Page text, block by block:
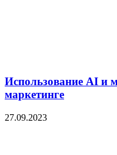
Использование AI и
маркетинге
27.09.2023